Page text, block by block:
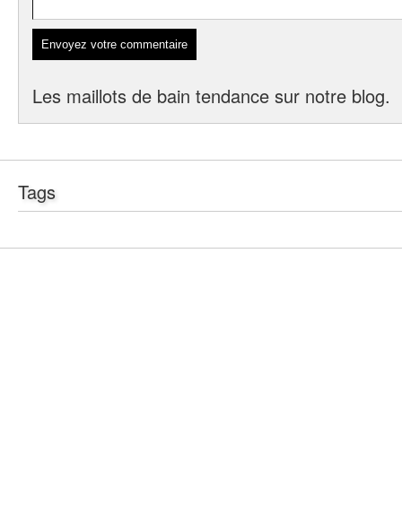
Les maillots de bain tendance sur notre blog.
Tags